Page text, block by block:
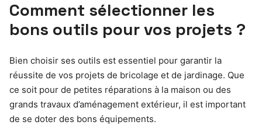
Comment sélectionner les
bons outils pour vos projets ?
Bien choisir ses outils est essentiel pour garantir la
réussite de vos projets de bricolage et de jardinage. Que
ce soit pour de petites réparations à la maison ou des
grands travaux d’aménagement extérieur, il est important
de se doter des bons équipements.